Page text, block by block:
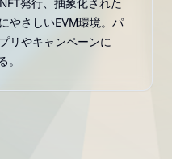
発行、抽象化された
やさしいEVM環境。パ
リやキャンペーンに